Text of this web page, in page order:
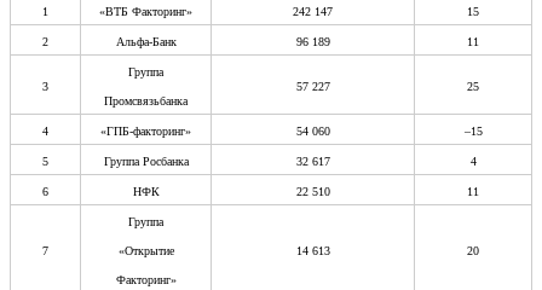
1 «ВТБ Факторинг» 242 147 15
2 Альфа-Банк 96 189 11
3
Группа
Промсвязьбанка
57 227 25
4 «ГПБ-факторинг» 54 060 –15
5 Группа Росбанка 32 617 4
6 НФК 22 510 11
7
Группа
«Открытие
Факторинг»
14 613 20